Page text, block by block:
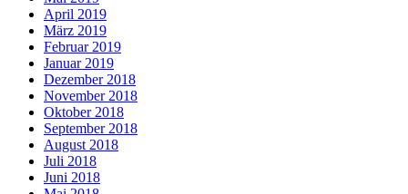
April 2019
März 2019
Februar 2019
Januar 2019
Dezember 2018
November 2018
Oktober 2018
September 2018
August 2018
Juli 2018
Juni 2018